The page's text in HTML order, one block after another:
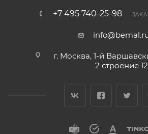
+7 495 740-25-98
г. Москва, 1-й
2 строение 12